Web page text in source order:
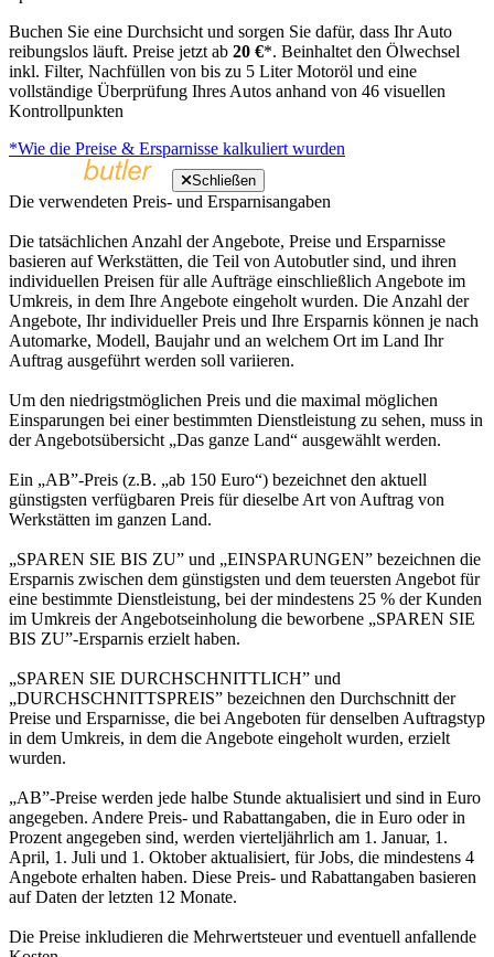
Buchen Sie eine Durchsicht und sorgen Sie dafür, dass Ihr Auto
reibungslos läuft. Preise jetzt ab 20 €*. Beinhaltet den Ölwechsel
inkl. Filter, Nachfüllen von bis zu 5 Liter Motoröl und eine
vollständige Überprüfung Ihres Autos anhand von 46 visuellen
Kontrollpunkten
*Wie die Preise & Ersparnisse kalkuliert wurden
Schließen
Die verwendeten Preis- und Ersparnisangaben
Die tatsächlichen Anzahl der Angebote, Preise und Ersparnisse
basieren auf Werkstätten, die Teil von Autobutler sind, und ihren
individuellen Preisen für alle Aufträge einschließlich Angebote im
Umkreis, in dem Ihre Angebote eingeholt wurden. Die Anzahl der
Angebote, Ihr individueller Preis und Ihre Ersparnis können je nach
Automarke, Modell, Baujahr und an welchem Ort im Land Ihr
Auftrag ausgeführt werden soll variieren.
Um den niedrigstmöglichen Preis und die maximal möglichen
Einsparungen bei einer bestimmten Dienstleistung zu sehen, muss in
der Angebotsübersicht „Das ganze Land“ ausgewählt werden.
Ein „AB”-Preis (z.B. „ab 150 Euro“) bezeichnet den aktuell
günstigsten verfügbaren Preis für dieselbe Art von Auftrag von
Werkstätten im ganzen Land.
„SPAREN SIE BIS ZU” und „EINSPARUNGEN” bezeichnen die
Ersparnis zwischen dem günstigsten und dem teuersten Angebot für
eine bestimmte Dienstleistung, bei der mindestens 25 % der Kunden
im Umkreis der Angebotseinholung die beworbene „SPAREN SIE
BIS ZU”-Ersparnis erzielt haben.
„SPAREN SIE DURCHSCHNITTLICH” und
„DURCHSCHNITTSPREIS” bezeichnen den Durchschnitt der
Preise und Ersparnisse, die bei Angeboten für denselben Auftragstyp
in dem Umkreis, in dem die Angebote eingeholt wurden, erzielt
wurden.
„AB”-Preise werden jede halbe Stunde aktualisiert und sind in Euro
angegeben. Andere Preis- und Rabattangaben, die in Euro oder in
Prozent angegeben sind, werden vierteljährlich am 1. Januar, 1.
April, 1. Juli und 1. Oktober aktualisiert, für Jobs, die mindestens 4
Angebote erhalten haben. Diese Preis- und Rabattangaben basieren
auf Daten der letzten 12 Monate.
Die Preise inkludieren die Mehrwertsteuer und eventuell anfallende